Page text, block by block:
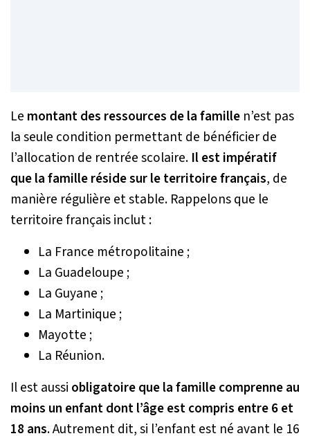
Le montant des ressources de la famille n’est pas
la seule condition permettant de bénéficier de
l’allocation de rentrée scolaire. Il est impératif
que la familleréside sur le territoire français, de
manière régulière et stable. Rappelons que le
territoire français inclut :
La France métropolitaine ;
La Guadeloupe ;
La Guyane ;
La Martinique ;
Mayotte ;
La Réunion.
Il est aussi obligatoire que la famille comprenne au
moins un enfant dont l’âge est compris entre 6 et
18 ans. Autrement dit, si l’enfant est né avant le 16